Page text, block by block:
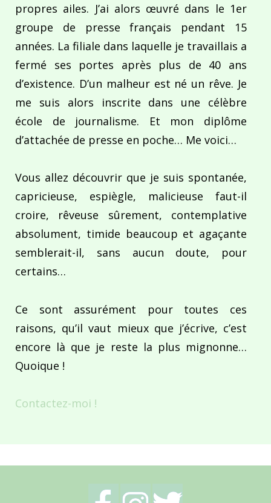
propres ailes. J’ai alors œuvré dans le 1er
groupe de presse français pendant 15
années. La filiale dans laquelle je travaillais a
fermé ses portes après plus de 40 ans
d’existence. D’un malheur est né un rêve. Je
me suis alors inscrite dans une célèbre
école de journalisme. Et mon diplôme
d’attachée de presse en poche… Me voici…
Vous allez découvrir que je suis spontanée,
capricieuse, espiègle, malicieuse faut-il
croire, rêveuse sûrement, contemplative
absolument, timide beaucoup et agaçante
semblerait-il, sans aucun doute, pour
certains…
Ce sont assurément pour toutes ces
raisons, qu’il vaut mieux que j’écrive, c’est
encore là que je reste la plus mignonne…
Quoique !
Contactez-moi !